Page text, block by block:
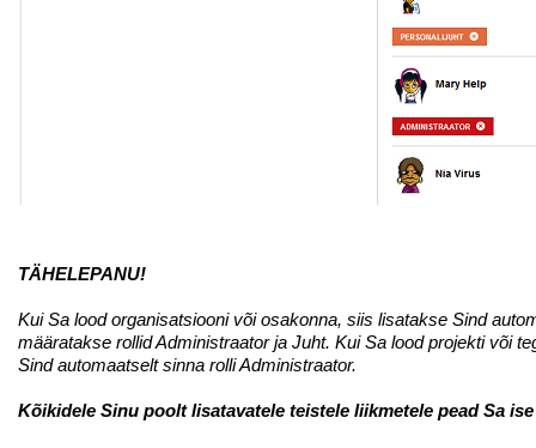
TÄHELEPANU!
Kui Sa lood organisatsiooni või osakonna, siis lisatakse Sind
määratakse rollid Administraator ja Juht. Kui Sa lood projekti või
Sind automaatselt sinna rolli Administraator.
Kõikidele Sinu poolt lisatavatele teistele liikmetele pead Sa